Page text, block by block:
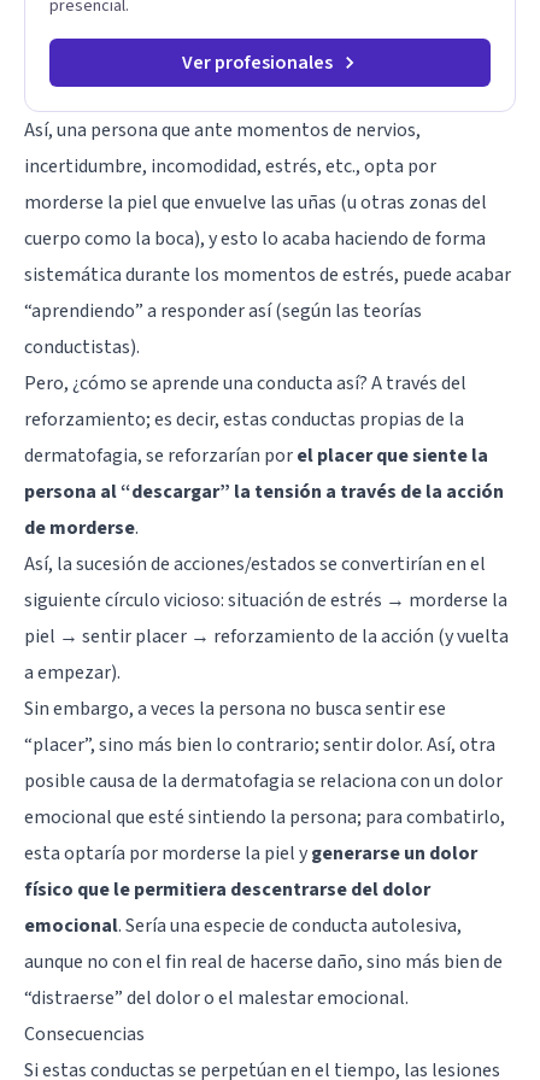
presencial.
Ver profesionales
Así, una persona que ante momentos de nervios,
incertidumbre, incomodidad, estrés, etc., opta por
morderse la piel que envuelve las uñas (u otras zonas del
cuerpo como la boca), y esto lo acaba haciendo de forma
sistemática durante los momentos de estrés, puede acabar
“aprendiendo” a responder así (según las teorías
conductistas).
Pero, ¿cómo se aprende una conducta así? A través del
reforzamiento; es decir, estas conductas propias de la
dermatofagia, se reforzarían porel placer que siente la
persona al “descargar” la tensión a través de la acción
de morderse.
Así, la sucesión de acciones/estados se convertirían en el
siguiente círculo vicioso: situación de estrés → morderse la
piel → sentir placer → reforzamiento de la acción (y vuelta
a empezar).
Sin embargo, a veces la persona no busca sentir ese
“placer”, sino más bien lo contrario; sentir dolor. Así, otra
posible causa de la dermatofagia se relaciona con un dolor
emocional que esté sintiendo la persona; para combatirlo,
esta optaría por morderse la piel ygenerarse un dolor
físico que le permitiera descentrarse del dolor
emocional. Sería una especie de conducta autolesiva,
aunque no con el fin real de hacerse daño, sino más bien de
“distraerse” del dolor o el malestar emocional.
Consecuencias
Si estas conductas se perpetúan en el tiempo, las lesiones